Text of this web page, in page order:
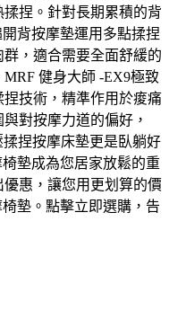
捏。針對長期累積的背
背按摩墊運用多點揉捏
，適合需要全面舒緩的
健身大師 -EX9極致
技術，精準作用於痠痛
對按摩力道的偏好，
捏按摩床墊更是臥躺好
墊成為您居家放鬆的重
惠，讓您用更划算的價
墊。點擊立即選購，告